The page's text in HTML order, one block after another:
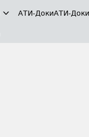
АТИ-ДокиАТИ-